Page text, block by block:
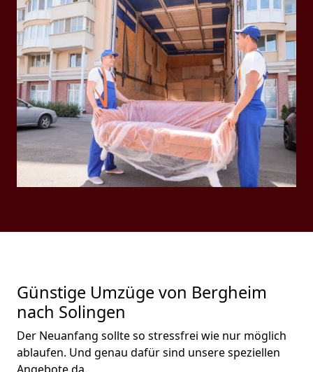
Günstige Umzüge von Bergheim
nach Solingen
Der Neuanfang sollte so stressfrei wie nur möglich
ablaufen. Und genau dafür sind unsere speziellen